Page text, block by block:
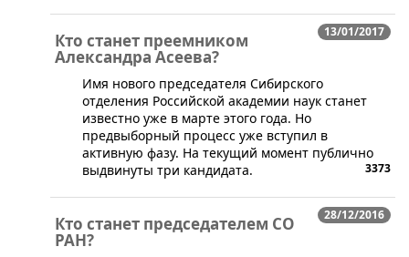
13/01/2017
Кто станет преемником
Александра Асеева?
Имя нового председателя Сибирского
отделения Российской академии наук станет
известно уже в марте этого года. Но
предвыборный процесс уже вступил в
активную фазу. На текущий момент публично
выдвинуты три кандидата.
3373
28/12/2016
Кто станет председателем СО
РАН?